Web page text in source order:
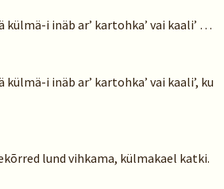
külmä-i inäb ar’ kartohka’ vai kaali’ …
i inäb ar’ kartohka’ vai kaali’, ku
lund vihkama, külmakael katki.